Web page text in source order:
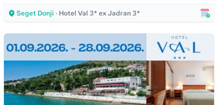
Seget Donji · Hotel Val 3* ex Jadran 3*